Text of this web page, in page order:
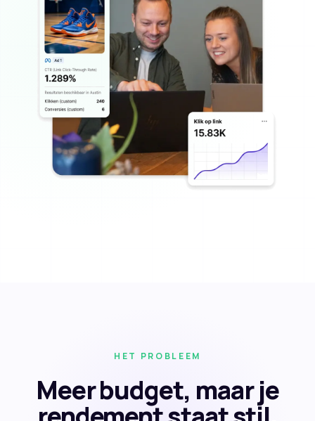
HET PROBLEEM
Meer budget, maar je